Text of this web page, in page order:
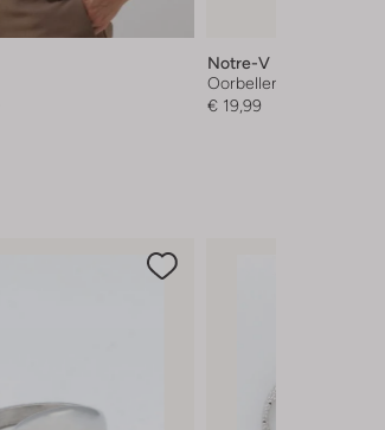
Notre-V
Oorbellen
€ 19,99